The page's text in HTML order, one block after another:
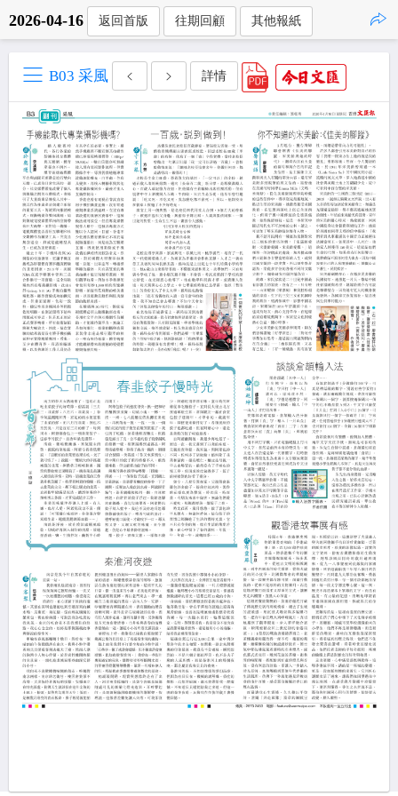
2026-04-16 返回首版 往期回顧 其他報紙
B03 采風 詳情